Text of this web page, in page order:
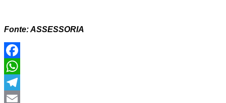
Fonte: ASSESSORIA
Facebook
WhatsApp
Telegram